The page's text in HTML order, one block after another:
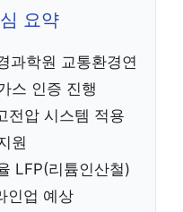
요약
과학원 교통환경연
스 인증 진행
전압 시스템 적용
원
LFP(리튬인산철)
인업 예상